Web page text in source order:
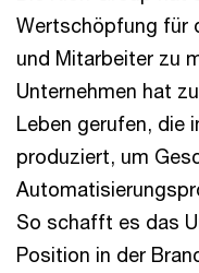
Wertschöpfung für
und Mitarbeiter zu
Unternehmen hat
Leben gerufen, die
produziert, um
So schafft es das
Position in der